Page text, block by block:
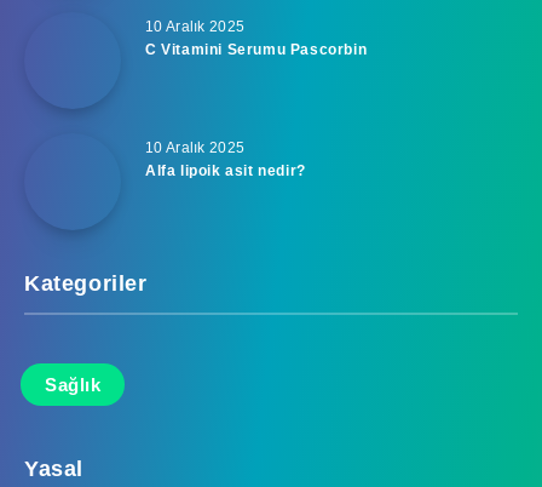
10 Aralık 2025
C Vitamini Serumu Pascorbin
10 Aralık 2025
Alfa lipoik asit nedir?
Kategoriler
Sağlık
Yasal